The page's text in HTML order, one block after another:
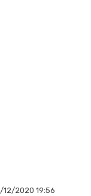
12/2020 19:56